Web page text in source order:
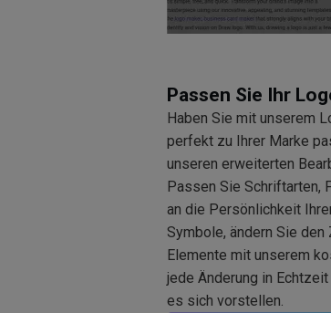
Passen Sie Ihr
Haben Sie mit unserem
perfekt zu Ihrer Marke
unseren erweiterten
Passen Sie Schriftarten,
an die Persönlichkeit
Symbole, ändern Sie
Elemente mit unserem
jede Änderung in
es sich vorstellen.